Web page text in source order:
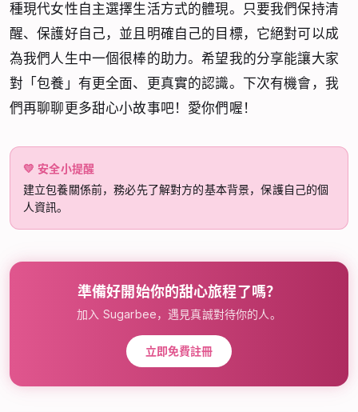
種現代女性自主選擇生活方式的體現。只要我們保持清
醒、保護好自己，並且明確自己的目標，它絕對可以成
為我們人生中一個很棒的助力。希望我的分享能讓大家
對「包養」有更全面、更真實的認識。下次有機會，我
們再聊聊更多甜心小故事吧！愛你們喔！
💛安全小提醒
建立包養關係前，務必先了解對方的基本背景，保護自己的個
人資訊。
準備好開始你的甜心旅程了嗎？
加入 Sugarbee，遇見真誠對待你的人。
立即免費註冊